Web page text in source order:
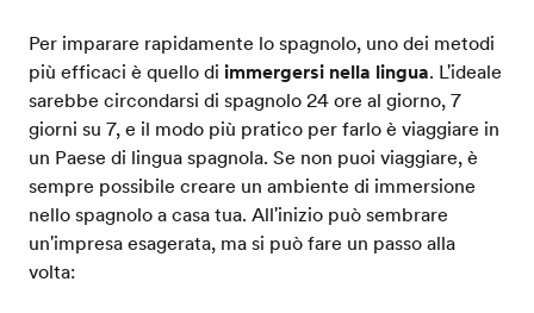
Per imparare rapidamente lo spagnolo, uno dei metodi
più efficaci è quello di immergersi nella lingua. L'ideale
sarebbe circondarsi di spagnolo 24 ore al giorno, 7
giorni su 7, e il modo più pratico per farlo è viaggiare in
un Paese di lingua spagnola. Se non puoi viaggiare, è
sempre possibile creare un ambiente di immersione
nello spagnolo a casa tua. All'inizio può sembrare
un'impresa esagerata, ma si può fare un passo alla
volta: